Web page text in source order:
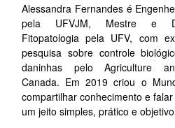
Alessandra Fernandes é
pela UFVJM, Mestre e
Fitopatologia pela UFV, com
pesquisa sobre controle
daninhas pelo Agriculture
Canada. Em 2019 criou o
compartilhar conhecimento e
um jeito simples, prático e